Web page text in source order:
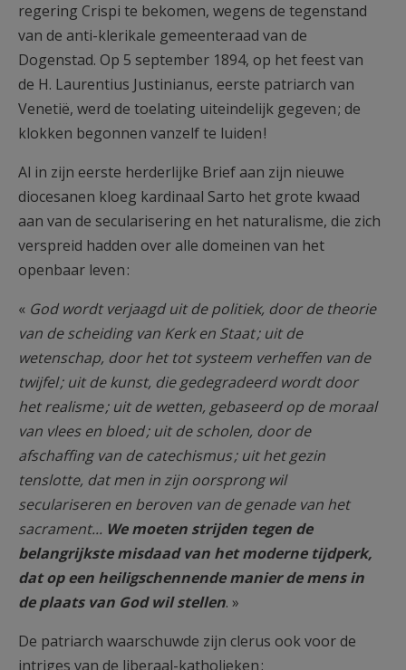
regering Crispi te bekomen, wegens de tegenstand
van de anti-klerikale gemeenteraad van de
Dogenstad. Op 5 september 1894, op het feest van
de H. Laurentius Justinianus, eerste patriarch van
Venetië, werd de toelating uiteindelijk gegeven ; de
klokken begonnen vanzelf te luiden !
Al in zijn eerste herderlijke Brief aan zijn nieuwe
diocesanen kloeg kardinaal Sarto het grote kwaad
aan van de secularisering en het naturalisme, die zich
verspreid hadden over alle domeinen van het
openbaar leven :
« God wordt verjaagd uit de politiek, door de theorie
van de scheiding van Kerk en Staat ; uit de
wetenschap, door het tot systeem verheffen van de
twijfel ; uit de kunst, die gedegradeerd wordt door
het realisme ; uit de wetten, gebaseerd op de moraal
van vlees en bloed ; uit de scholen, door de
afschaffing van de catechismus ; uit het gezin
tenslotte, dat men in zijn oorsprong wil
seculariseren en beroven van de genade van het
sacrament... We moeten strijden tegen de
belangrijkste misdaad van het moderne tijdperk,
dat op een heiligschennende manier de mens in
de plaats van God wil stellen. »
De patriarch waarschuwde zijn clerus ook voor de
intriges van de liberaal-katholieken :